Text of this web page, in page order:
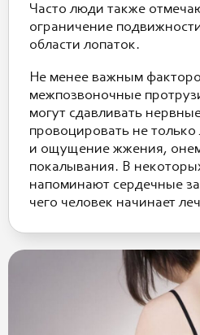
Часто люди также
ограничение
области лопаток.
Не менее важным
межпозвоночные
могут сдавливать
провоцировать не
и ощущение жжения,
покалывания. В
напоминают сердечные
чего человек начинает